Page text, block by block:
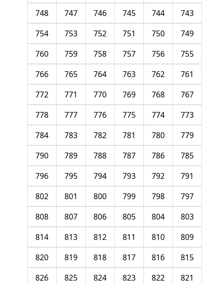
743
744
745
746
747
748
749
750
751
752
753
754
755
756
757
758
759
760
761
762
763
764
765
766
767
768
769
770
771
772
773
774
775
776
777
778
779
780
781
782
783
784
785
786
787
788
789
790
791
792
793
794
795
796
797
798
799
800
801
802
803
804
805
806
807
808
809
810
811
812
813
814
815
816
817
818
819
820
821
822
823
824
825
826